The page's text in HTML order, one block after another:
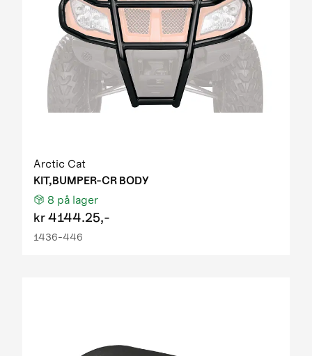
Arctic Cat
KIT,BUMPER-CR BODY
8 på lager
kr4144.25,-
1436-446